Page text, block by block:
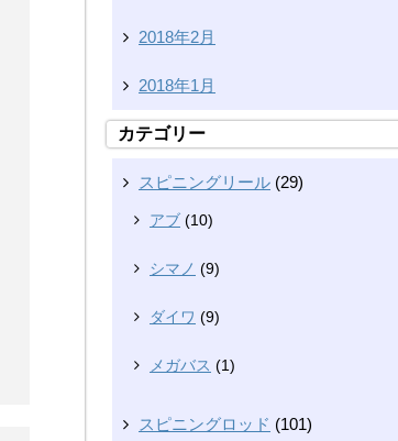
2018年2月
2018年1月
カテゴリー
スピニングリール (29)
アブ (10)
シマノ (9)
ダイワ (9)
メガバス (1)
スピニングロッド (101)